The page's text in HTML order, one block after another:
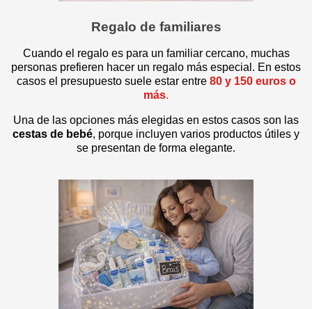
Regalo de familiares
Cuando el regalo es para un familiar cercano, muchas
personas prefieren hacer un regalo más especial. En estos
casos el presupuesto suele estar entre 80 y 150 euros o
más.
Una de las opciones más elegidas en estos casos son las
cestas de bebé, porque incluyen varios productos útiles y
se presentan de forma elegante.